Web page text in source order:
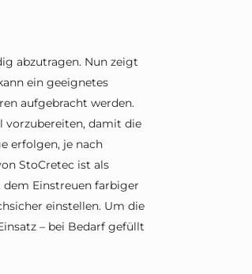
abzutragen. Nun zeigt
ein geeignetes
aufgebracht werden.
damit die
erfolgen, je nach
StoCretec ist als
Einstreuen farbiger
einstellen. Um die
– bei Bedarf gefüllt